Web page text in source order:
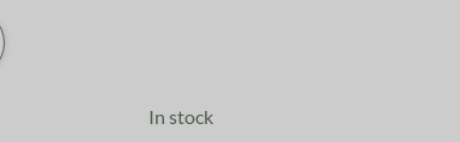
In stock